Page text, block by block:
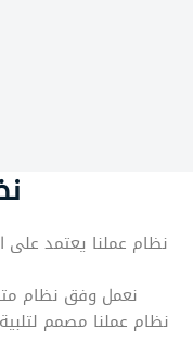
نظام عملنا يعتمد على
نعمل وفق نظام
نظام عملنا مصمم